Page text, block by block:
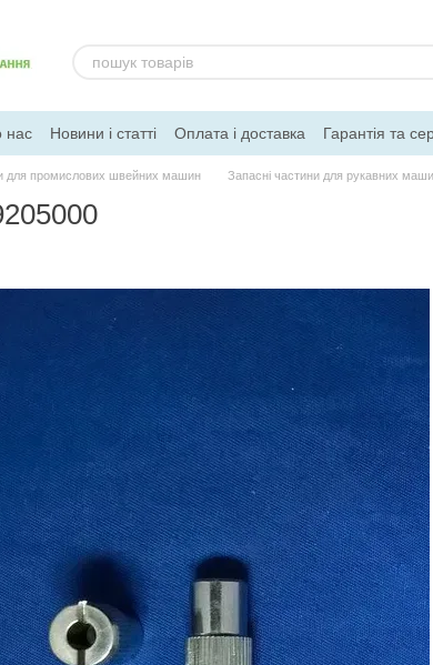
нас Новини і статті Оплата і доставка Гарантія та
для промислових швейних машин Запасні частини для рукавних